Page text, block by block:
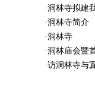
·洞林寺拟建
·洞林寺简介
·洞林寺
·洞林庙会暨
·访洞林寺与